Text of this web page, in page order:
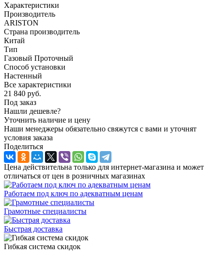
Характеристики
Производитель
ARISTON
Страна производитель
Китай
Тип
Газовый Проточный
Способ установки
Настенный
Все характеристики
21 840 руб.
Под заказ
Нашли дешевле?
Уточнить наличие и цену
Наши менеджеры обязательно свяжутся с вами и уточнят
условия заказа
Поделиться
Цена действительна только для интернет-магазина и может
отличаться от цен в розничных магазинах
Работаем под ключ по адекватным ценам
Грамотные специалисты
Быстрая доставка
Гибкая система скидок